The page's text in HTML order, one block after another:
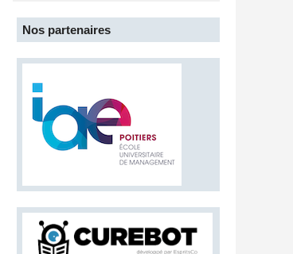
Nos partenaires